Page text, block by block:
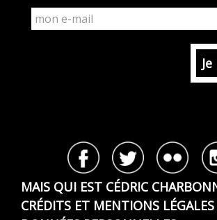
MAIS QUI EST CÉDRIC
CRÉDITS ET MENTIONS LÉGALES